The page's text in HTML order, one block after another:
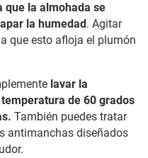
que la almohada se
la humedad. Agitar
que esto afloja el plumón
lavar la
de 60 grados
También puedes tratar
antimanchas diseñados